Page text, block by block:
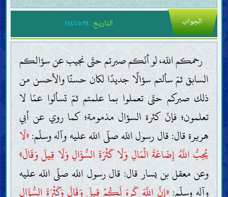
الجواب التاريخ: ١٤٤١/٥/٢٤
رحمكم اللّه، لو أنّكم صبرتم حتّى نجيب عن سؤالكم
السابق ثمّ سألتم سؤالًا جديدًا لكان حسنًا والأحسن من
ذلك صبركم حتّى تعملوا بما علمتم ثمّ تسألوا عمّا لا
تعلمون؛ فإنّ كثرة السؤال مذمومة؛ كما روي عن أبي
هريرة قال: قال رسول اللّه صلّى اللّه عليه وآله وسلّم:«لَا
يُحِبُّ اللَّهُ إِضَاعَةَ الْمَالِ وَلَا كَثْرَةَ السُّؤَالِ وَلَا قِيلَ وَقَالَ»
وعن معقل بن يسار قال: قال رسول اللّه صلّى اللّه عليه
وآله وسلّم: «إِنَّ اللَّهَ كَرِهَ لَكُمْ قِيلَ وَقَالَ وَكَثْرَةَ السُّؤَالِ